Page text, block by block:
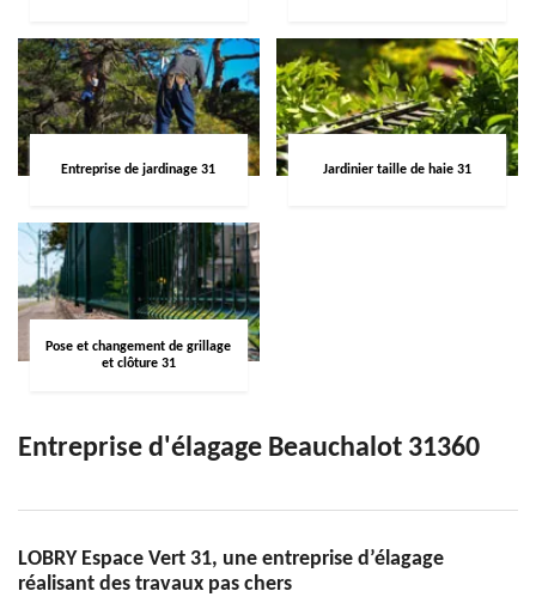
Entreprise de jardinage 31 Jardinier taille de haie 31
Pose et changement de grillage
et clôture 31
Entreprise d'élagage Beauchalot 31360
LOBRY Espace Vert 31, une entreprise d’élagage
réalisant des travaux pas chers